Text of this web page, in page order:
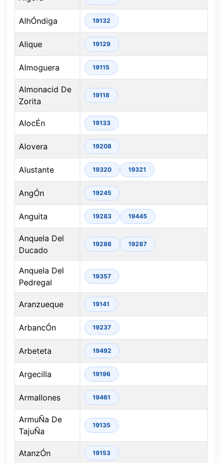
AlhÓndiga 19132
Alique 19129
Almoguera 19115
Almonacid De
Zorita
19118
AlocÉn 19133
Alovera 19208
Alustante 19320 19321
AngÓn 19245
Anguita 19283 19445
Anquela Del
Ducado
19286 19287
Anquela Del
Pedregal
19357
Aranzueque 19141
ArbancÓn 19237
Arbeteta 19492
Argecilla 19196
Armallones 19461
ArmuÑa De
TajuÑa
19135
AtanzÓn 19153